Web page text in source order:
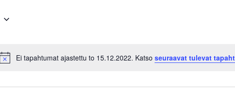
Notice
Ei tapahtumat ajastettu to 15.12.2022. Katso seuraavat tulevat